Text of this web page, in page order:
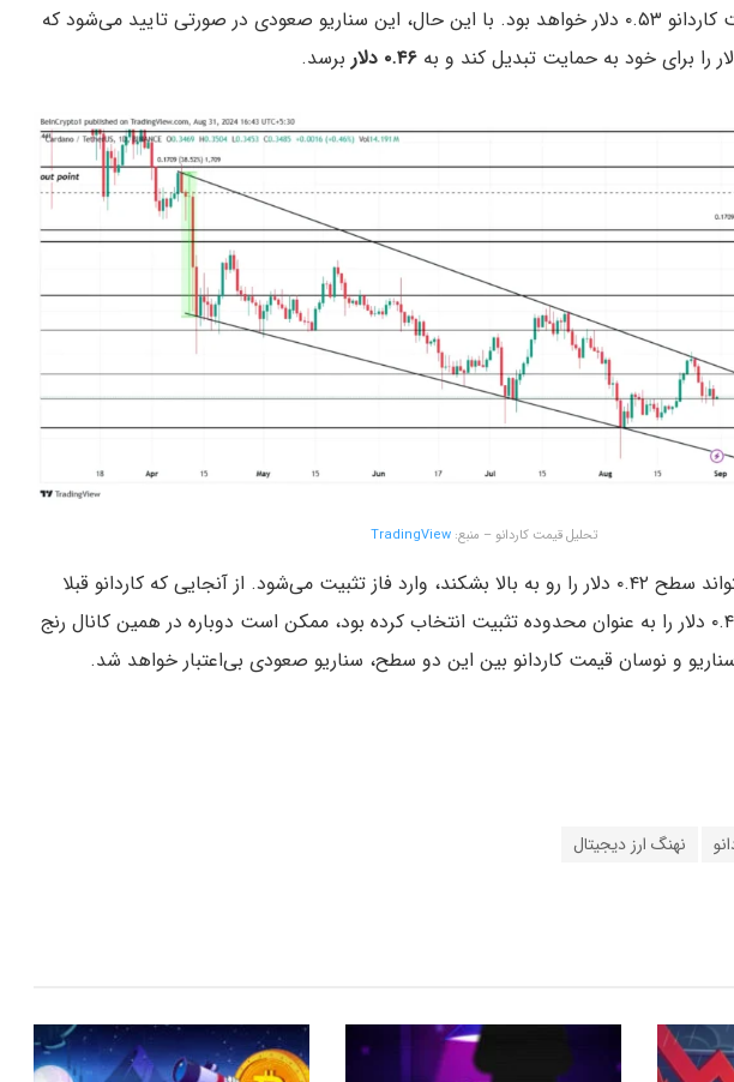
در این صورت، تارگت قیمت کاردانو ۰.۵۳ دلار خواهد بود. با این حال، این سناریو صعودی در صورتی تایید می‌شود که
۰.۴۶ دلار برسد.
تحلیل قیمت کاردانو – منبع:TradingView
از سوی دیگر، اگر کاردانو نتواند سطح ۰.۴۲ دلار را رو به بالا بشکند، وارد فاز تثبیت می‌شود. از آنجایی که کاردانو قبلا
هم محدوده بین ۰.۳۷ و ۰.۴۲ دلار را به عنوان محدوده تثبیت انتخاب کرده بود، ممکن است دوباره در همین کانال رنج
و نوسان قیمت کاردانو بین این دو سطح، سناریو صعودی بی‌اعتبار خواهد شد.
نهنگ ارز دیجیتال